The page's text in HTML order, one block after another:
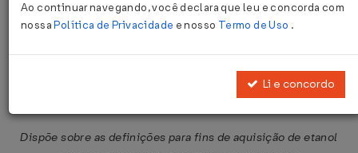
Resolução ANP Nº 67 DE
Dispõe sobre as definições para fins de aquisição de etanol
Ao continuar navegando, você declara que leu e concorda com
nossaPolítica de Privacidade e nosso Termo de Uso .
Li e concordo